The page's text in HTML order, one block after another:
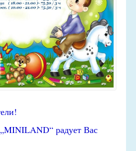
радует Вас